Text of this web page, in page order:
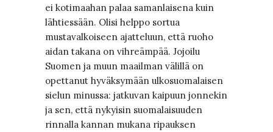
ei kotimaahan palaa samanlaisena kuin
lähtiessään. Olisi helppo sortua
mustavalkoiseen ajatteluun, että ruoho
aidan takana on vihreämpää. Jojoilu
Suomen ja muun maailman välillä on
opettanut hyväksymään ulkosuomalaisen
sielun minussa: jatkuvan kaipuun jonnekin
ja sen, että nykyisin suomalaisuuden
rinnalla kannan mukana ripauksen